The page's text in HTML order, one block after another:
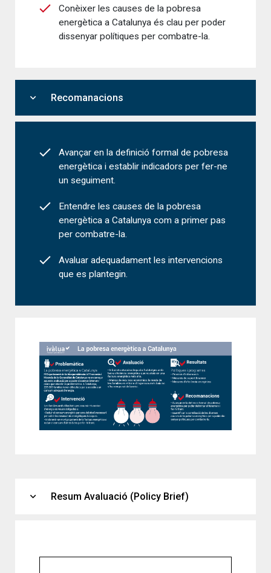
Conèixer les causes de la pobresa
energètica a Catalunya és clau per poder
dissenyar polítiques per combatre-la.
expand_more Recomanacions
Avançar en la definició formal de pobresa
energètica i establir indicadors per fer-ne
un seguiment.
Entendre les causes de la pobresa
energètica a Catalunya com a primer pas
per combatre-la.
Avaluar adequadament les intervencions
que es plantegin.
expand_more Resum Avaluació (Policy Brief)